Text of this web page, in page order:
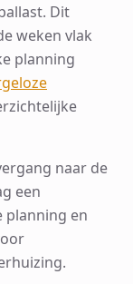
Dit
weken vlak
planning
naar de
een
planning en